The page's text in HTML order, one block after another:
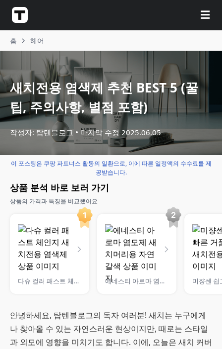
☰
홈 헤어
새치전용 염색제 추천 BEST 5 (꿀
팁, 주의사항, 별점 포함)
작성자: 탑텐블로그 마지막 수정 2025.06.05
이 포스팅은 쿠팡 파트너스 활동의 일환으로, 이에 따른 일정액의 수수료를 제
공받습니다.
상품 분석 바로 보러 가기
상품의 가격과 특징을 비교했어요
다슈 컬러 패스트 체인지 새치전용 염색제 에네스티 아로마 염모제 새치머리용 자연갈색
안녕하세요, 탑텐블로그의 독자 여러분! 새치는 누구에게
나 찾아올 수 있는 자연스러운 현상이지만, 때로는 스타일
과 외모에 영향을 미치기도 합니다. 이에, 오늘은 새치 커버